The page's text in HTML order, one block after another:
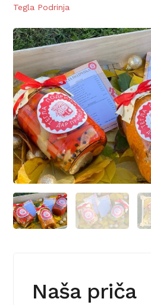
Tegla Podrinja
Naša priča